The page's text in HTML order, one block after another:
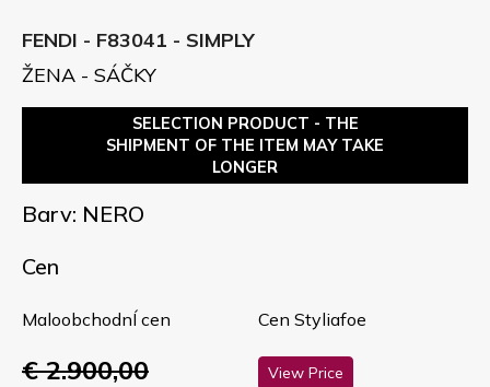
FENDI - F83041 - SIMPLY
ŽENA - SÁČKY
SELECTION PRODUCT - THE
SHIPMENT OF THE ITEM MAY TAKE
LONGER
Barv: NERO
Cen
MaloobchodnÍ cen
€ 2.900,00
Cen Styliafoe
View Price